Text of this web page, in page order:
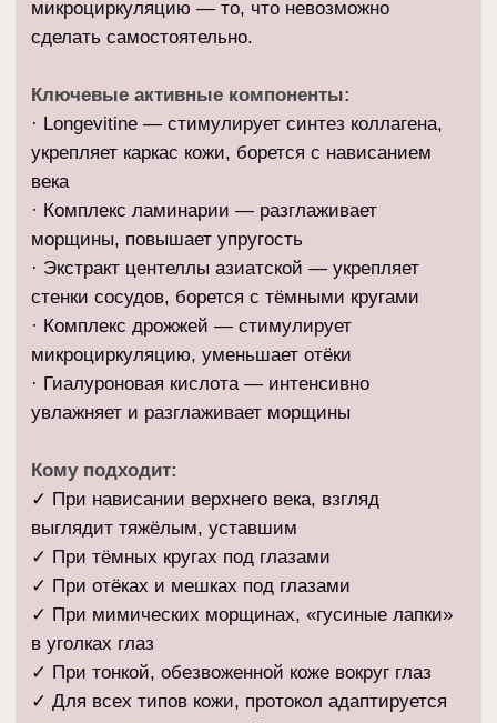
· Экстракт центеллы азиатской — укрепляет
стенки сосудов, борется с тёмными кругами
· Комплекс дрожжей — стимулирует
· Гиалуроновая кислота — интенсивно
увлажняет и разглаживает морщины
Кому подходит:
✓При нависании верхнего века, взгляд
При тёмных кругах под глазами
✓При отёках и мешках под глазами
При мимических морщинах, «гусиные лапки»
в уголках глаз
✓При тонкой, обезвоженной коже вокруг глаз
Для всех типов кожи, протокол адаптируется
под индивидуальные особенности
✓Для подготовки к важному событию,
процедура даёт быстрый видимый результат
Результат
✓Взгляд становится более открытым и свежим
— нависание века уменьшается
Тёмные круги и отёки становятся менее
заметными — лицо выглядит отдохнувшим
«Гусиные лапки» становятся менее
выраженными
Макияж ложится ровнее и держится дольше
Курсом:
✓Устойчивое уменьшение нависания века
Сокращение тёмных кругов и отёков
Стойкое разглаживание мимических морщин
Кожа вокруг глаз становится более плотной и